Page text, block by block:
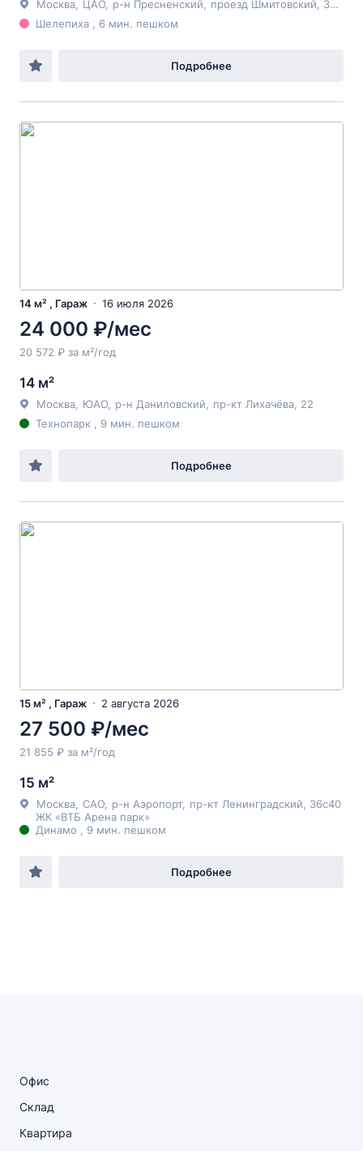
Москва ЦАО р-н Пресненский проезд Шмитовский , 32с1
Шелепиха , 6 мин. пешком
Подробнее
14 м² , Гараж 16 июля 2026
24 000 ₽/мес
20 572 ₽ за м²/год
14 м²
Москва ЮАО р-н Даниловский пр-кт Лихачёва , 22
Технопарк , 9 мин. пешком
Подробнее
15 м² , Гараж 2 августа 2026
27 500 ₽/мес
21 855 ₽ за м²/год
15 м²
Москва САО р-н Аэропорт, пр-кт Ленинградский , 36с40
ЖК «ВТБ Арена парк»
Динамо , 9 мин. пешком
Подробнее
Офис
Склад
Квартира